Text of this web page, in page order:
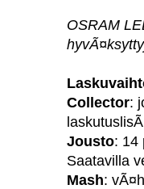
OSRAM
Collector:
Jousto: 14
Saatavilla
Mash: